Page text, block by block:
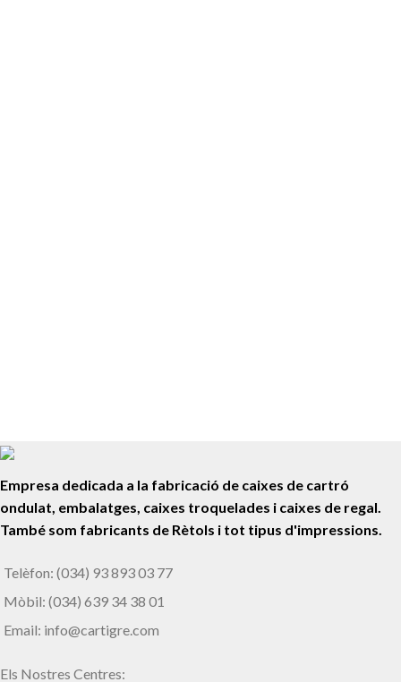
Empresa dedicada a la fabricació de caixes de cartró
ondulat, embalatges, caixes troquelades i caixes de regal.
També som fabricants de Rètols i tot tipus d'impressions.
Telèfon: (034) 93 893 03 77
Mòbil: (034) 639 34 38 01
Email: info@cartigre.com
Els Nostres Centres: